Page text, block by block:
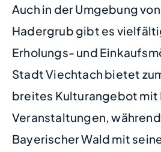
Auch in der Umgebung
Hadergrub gibt es
Erholungs- und
Stadt Viechtach bietet
breites Kulturangebot mit
Veranstaltungen,
Bayerischer Wald mit